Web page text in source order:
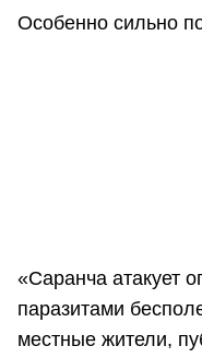
Особенно сильно
«Саранча атакует
паразитами
местные жители,